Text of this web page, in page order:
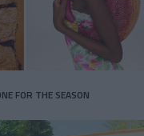
FOR THE SEASON